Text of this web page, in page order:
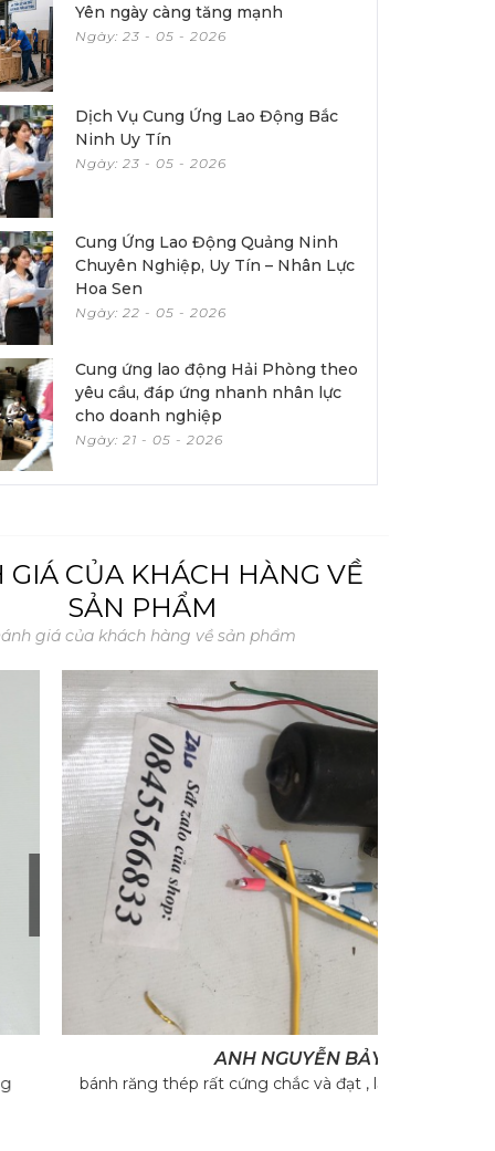
Yên ngày càng tăng mạnh
Ngày: 23 - 05 - 2026
Dịch Vụ Cung Ứng Lao Động Bắc
Ninh Uy Tín
Ngày: 23 - 05 - 2026
Cung Ứng Lao Động Quảng Ninh
Chuyên Nghiệp, Uy Tín – Nhân Lực
Hoa Sen
Ngày: 22 - 05 - 2026
Cung ứng lao động Hải Phòng theo
yêu cầu, đáp ứng nhanh nhân lực
cho doanh nghiệp
Ngày: 21 - 05 - 2026
CỦA KHÁCH HÀNG VỀ
SẢN PHẨM
giá của khách hàng về sản phẩm
ANH NGUYỄN BẢY
thép rất cứng chắc và đạt , lắp rất khít với ổ ốc